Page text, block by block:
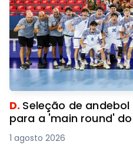
D. Seleção de
para a 'main round'
1 agosto 2026